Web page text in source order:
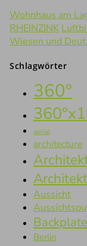
Wohnhaus am
RHEINZINK
Wiesen und
Schlagwörter
360°
aerial
architecture
Aussicht
Backplate
Berlin